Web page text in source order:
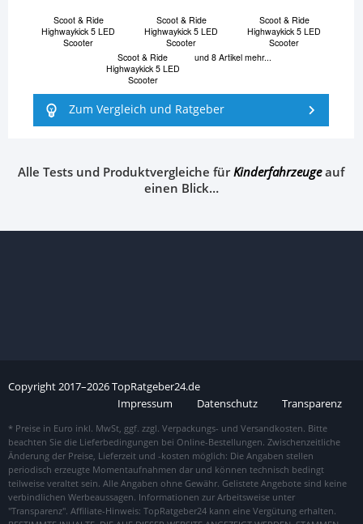
Scoot & Ride
Highwaykick 5 LED
Scooter
Scoot & Ride
Highwaykick 5 LED
Scooter
Scoot & Ride
Highwaykick 5 LED
Scooter
Scoot & Ride
Highwaykick 5 LED
Scooter
und 8 Artikel mehr...
Zum Vergleich und Ratgeber
Alle Tests und Produktvergleiche fürKinderfahrzeugeauf
einen Blick…
Copyright2017–2026TopRatgeber24.de
Impressum
Datenschutz Transparenz